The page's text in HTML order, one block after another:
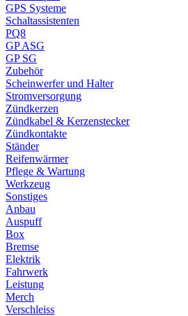
GPS Systeme
Schaltassistenten
PQ8
GP ASG
GP SG
Zubehör
Scheinwerfer und Halter
Stromversorgung
Zündkerzen
Zündkabel & Kerzenstecker
Zündkontakte
Ständer
Reifenwärmer
Pflege & Wartung
Werkzeug
Sonstiges
Anbau
Auspuff
Box
Bremse
Elektrik
Fahrwerk
Leistung
Merch
Verschleiss